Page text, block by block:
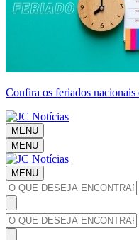
Confira os feriados
MENU
MENU
MENU